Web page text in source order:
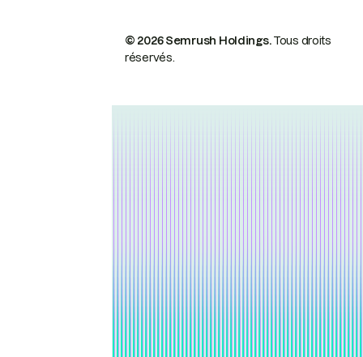
© 2026 Semrush Holdings.Tous droits
réservés.